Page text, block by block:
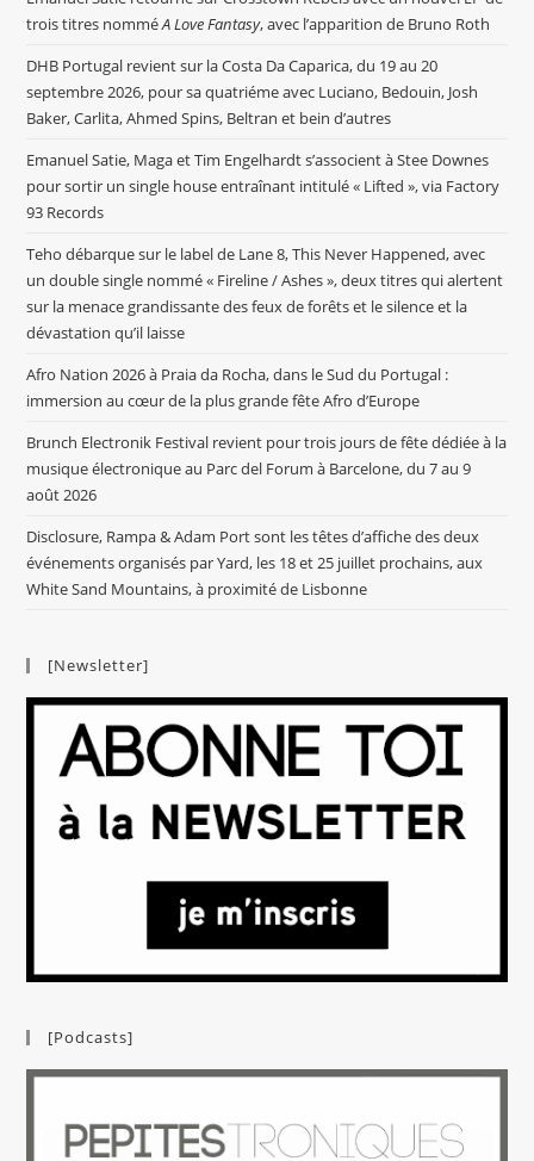
trois titres nomméA Love Fantasy, avec l’apparition de Bruno Roth
DHB Portugal revient sur la Costa Da Caparica, du 19 au 20
septembre 2026, pour sa quatriéme avec Luciano, Bedouin, Josh
Baker, Carlita, Ahmed Spins, Beltran et bein d’autres
Emanuel Satie, Maga et Tim Engelhardt s’associent à Stee Downes
pour sortir un single house entraînant intitulé « Lifted », via Factory
93 Records
Teho débarque sur le label de Lane 8, This Never Happened, avec
un double single nommé « Fireline / Ashes », deux titres qui alertent
sur la menace grandissante des feux de forêts et le silence et la
dévastation qu’il laisse
Afro Nation 2026 à Praia da Rocha, dans le Sud du Portugal :
immersion au cœur de la plus grande fête Afro d’Europe
Brunch Electronik Festival revient pour trois jours de fête dédiée à la
musique électronique au Parc del Forum à Barcelone, du 7 au 9
août 2026
Disclosure, Rampa & Adam Port sont les têtes d’affiche des deux
événements organisés par Yard, les 18 et 25 juillet prochains, aux
White Sand Mountains, à proximité de Lisbonne
[Newsletter]
[Podcasts]